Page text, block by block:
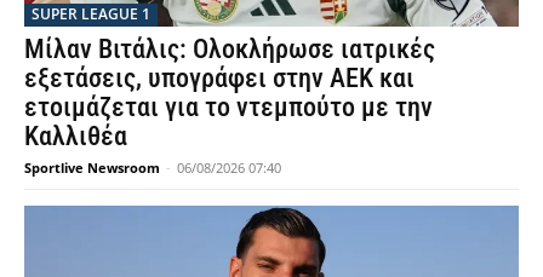
SUPER LEAGUE 1
Μίλαν Βιτάλις: Ολοκλήρωσε ιατρικές
εξετάσεις, υπογράφει στην ΑΕΚ και
ετοιμάζεται για το ντεμπούτο με την
Καλλιθέα
Sportlive Newsroom - 06/08/2026 07:40